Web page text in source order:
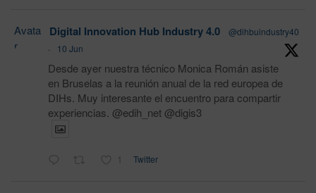
Avata
r
Digital Innovation Hub Industry 4.0
@dihbuindustry40
·
10 Jun
Desde ayer nuestra técnico Monica Román asiste
en Bruselas a la reunión anual de la red europea de
DIHs. Muy interesante el encuentro para compartir
experiencias. @edih_net @digis3
1 Twitter